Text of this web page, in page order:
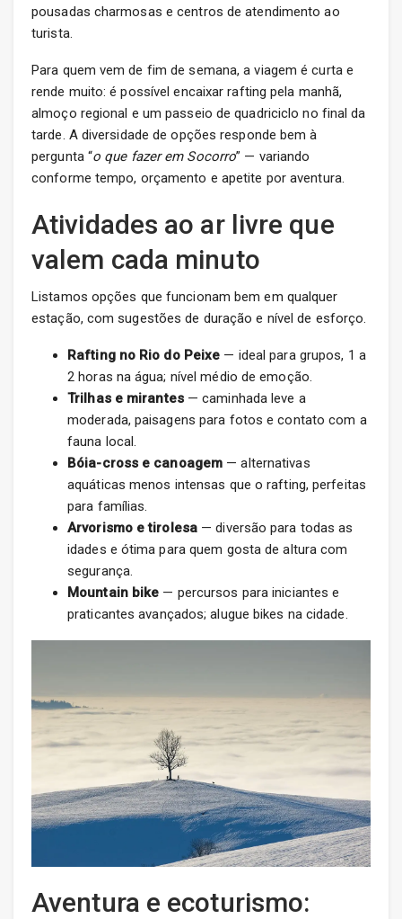
pousadas charmosas e centros de atendimento ao
turista.
Para quem vem de fim de semana, a viagem é curta e
rende muito: é possível encaixar rafting pela manhã,
almoço regional e um passeio de quadriciclo no final da
tarde. A diversidade de opções responde bem à
pergunta “o que fazer em Socorro” — variando
conforme tempo, orçamento e apetite por aventura.
Atividades ao ar livre que
valem cada minuto
Listamos opções que funcionam bem em qualquer
estação, com sugestões de duração e nível de esforço.
Rafting no Rio do Peixe — ideal para grupos, 1 a
2 horas na água; nível médio de emoção.
Trilhas e mirantes— caminhada leve a
moderada, paisagens para fotos e contato com a
fauna local.
Bóia-cross e canoagem — alternativas
aquáticas menos intensas que o rafting, perfeitas
para famílias.
Arvorismo e tirolesa — diversão para todas as
idades e ótima para quem gosta de altura com
segurança.
Mountain bike — percursos para iniciantes e
praticantes avançados; alugue bikes na cidade.
Aventura e ecoturismo: